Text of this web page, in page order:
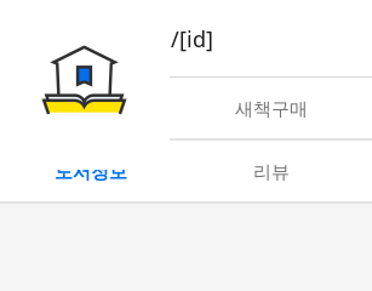
book/rent/[id]
대여 새책구매
도서정보 리뷰